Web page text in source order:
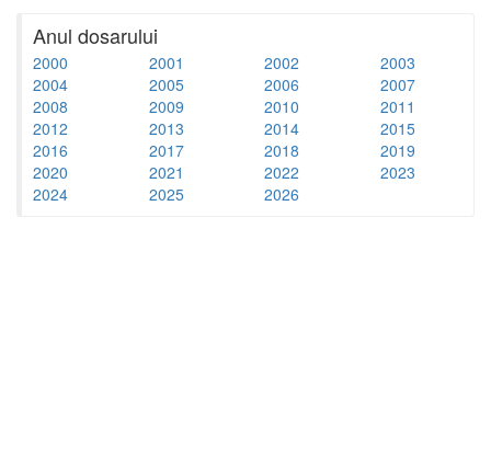
Anul dosarului
2000 2001 2002
2003
2004
2005 2006
2007
2008
2009 2010
2011
2012
2013 2014
2015
2016
2017 2018
2019
2020
2021 2022
2023
2024
2025 2026